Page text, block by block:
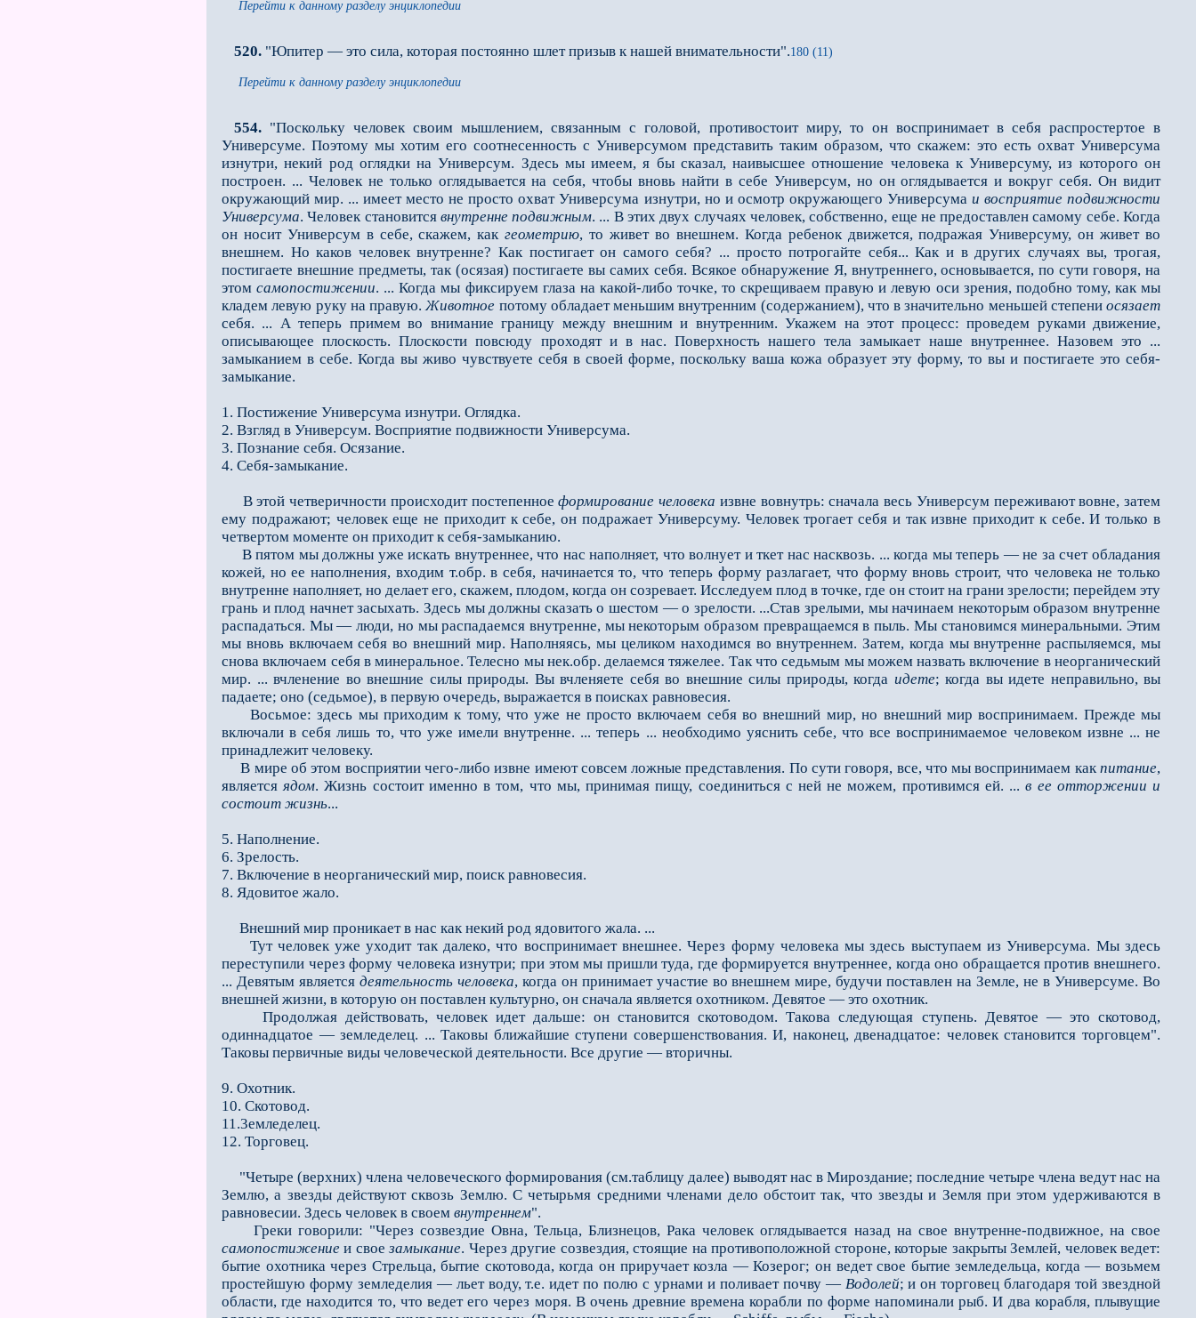
Перейти к данному разделу энциклопедии
520. "Юпитер — это сила, которая постоянно шлет призыв к нашей внимательности".180 (11)
Перейти к данному разделу энциклопедии
554. "Поскольку человек своим мышлением, связанным с головой, противостоит миру, то он восприни­мает в себя распростертое в
Универсуме. Поэтому мы хотим его соотнесенность с Универсумом предста­вить таким образом, что скажем: это есть охват Универсума
изнутри, некий род оглядки на Универсум. Здесь мы имеем, я бы сказал, наивысшее отношение человека к Универсуму, из которого он
построен. ... Человек не только оглядывается на себя, чтобы вновь найти в себе Универсум, но он оглядывается и вокруг себя. Он видит
окружающий мир. ... имеет место не просто охват Универсума изнутри, но и осмотр окружающего Универсума и восприятие подвижности
Универсума. Человек ста­новится внутренне подвижным. ... В этих двух случаях человек, собственно, еще не предоставлен самому себе. Когда
он носит Универсум в себе, скажем, какгеометрию, то живет во внешнем. Когда ребенок движется, подражая Универсуму, он живет во
внешнем. Но каков человек внутренне? Как постига­ет он самого себя? ... просто потрогайте себя... Как и в других случаях вы, трогая,
постигаете внешние предметы, так (осязая) постигаете вы самих себя. Всякое обнаружение Я, внутреннего, осно­вывается, по сути говоря, на
этомсамопостижении. ... Когда мы фиксируем глаза на какой-либо точке, то скрещиваем правую и левую оси зрения, подоб­но тому, как мы
кладем левую руку на правую.Животное потому обладает меньшим внутренним (содержа­нием), что в значительно меньшей степени осязает
себя. ... А теперь примем во внимание границу меж­ду внешним и внутренним. Укажем на этот процесс: проведем руками движение,
описывающее плоскость. Плоскости повсюду проходят и в нас. Поверхность нашего тела замыкает наше внутреннее. Назовем это ...
замыканием в себе. Когда вы живо чувствуете себя в своей форме, поскольку ваша кожа образует эту форму, то вы и постигаете это себя-
замыкание.
1. Постижение Универсума изнутри. Оглядка.
2. Взгляд в Универсум. Восприятие подвижности Универсума.
3. Познание себя. Осязание.
4. Себя-замыкание.
В этой четверичности происходит постепенноеформирование человека извне вовнутрь: сначала весь Универсум переживают вовне, затем
ему подражают; человек еще не приходит к себе, он подражает Универсуму. Че­ловек трогает себя и так извне приходит к себе. И только в
четвертом моменте он приходит к себя-замыканию.
В пятом мы должны уже искать внутреннее, что нас наполняет, что волнует и ткет нас насквозь. ... когда мы теперь — не за счет обладания
кожей, но ее наполнения, входим т.обр. в себя, начинается то, что теперь форму разлагает, что форму вновь строит, что человека не только
внутренне наполняет, но делает его, скажем, плодом, когда он созревает. Исследуем плод в точке, где он стоит на грани зрелости; перейдем эту
грань и плод начнет засыхать. Здесь мы должны сказать о шестом — о зрелос­ти. ...Став зрелыми, мы начинаем некоторым образом внутренне
распадаться. Мы — люди, но мы рас­падаемся внутренне, мы некоторым образом превращаемся в пыль. Мы становимся минеральными. Этим
мы вновь включаем себя во внешний мир. Наполняясь, мы целиком находимся во внутреннем. Затем, когда мы внутренне распыляемся, мы
снова включаем себя в минеральное. Телесно мы нек.обр. делаемся тяжелее. Так что седьмым мы можем назвать включение в неорганический
мир. ... вчленение во внешние силы природы. Вы вчленяете себя во внешние силы природы, когда идете; когда вы идете неправильно, вы
падаете; оно (седьмое), в первую очередь, выражается в поисках равновесия.
Восьмое: здесь мы приходим к тому, что уже не просто включаем себя во внешний мир, но внеш­ний мир воспринимаем. Прежде мы
включали в себя лишь то, что уже имели внутренне. ... теперь ... не­обходимо уяснить себе, что все воспринимаемое человеком извне ... не
принадлежит человеку.
В мире об этом восприятии чего-либо извне имеют совсем ложные представления. По сути говоря, все, что мы воспринимаем какпитание,
являетсяядом. Жизнь состоит именно в том, что мы, принимая пищу, соединиться с ней не можем, противимся ей. ...в ее отторжении и
состоит жизнь...
5. Наполнение.
6. Зрелость.
7. Включение в неорганический мир, поиск равновесия.
8. Ядовитое жало.
Внешний мир проникает в нас как некий род ядовитого жала. ...
Тут человек уже уходит так далеко, что воспринимает внешнее. Через форму человека мы здесь выступаем из Универсума. Мы здесь
переступили через форму человека изнутри; при этом мы пришли туда, где формируется внутреннее, когда оно обращается против внешнего.
... Девятым является деятельность человека, когда он принимает участие во внешнем мире, будучи поставлен на Земле, не в Универсуме. Во
внешней жизни, в которую он поставлен культурно, он сначала является охотником. Девятое — это охотник.
Продолжая действовать, человек идет дальше: он становится скотоводом. Такова следующая ступень. Девятое — это скотовод,
одиннадцатое — земледелец. ... Таковы ближайшие ступени совершенствования. И, наконец, двенадцатое: человек становится торговцем".
Таковы первичные виды человеческой деятельности. Все другие — вторичны.
9. Охотник.
10. Скотовод.
11.3емледелец.
12. Торговец.
"Четыре (верхних) члена человеческого формирования (см.таблицу далее) выводят нас в Мироздание; по­следние четыре члена ведут нас на
Землю, а звезды действуют сквозь Землю. С четырьмя средними члена­ми дело обстоит так, что звезды и Земля при этом удерживаются в
равновесии. Здесь человек в своем внутреннем".
Греки говорили: "Через созвездие Овна, Тельца, Близнецов, Рака человек оглядывается назад на свое внутренне-подвижное, на свое
самопостижение и своезамыкание. Через другие созвездия, стоящие на противоположной стороне, которые закрыты Землей, человек ведет:
бытие охотника через Стрельца, бытие скотовода, когда он приручает козла — Козерог; он ведет свое бытие земледельца, когда — возь­мем
простейшую форму земледелия — льет воду, т.е. идет по полю с урнами и поливает почву — Водолей; и он торговец благодаря той звездной
области, где находится то, что ведет его через моря. В очень древние времена корабли по форме напоминали рыб. И два корабля, плывущие